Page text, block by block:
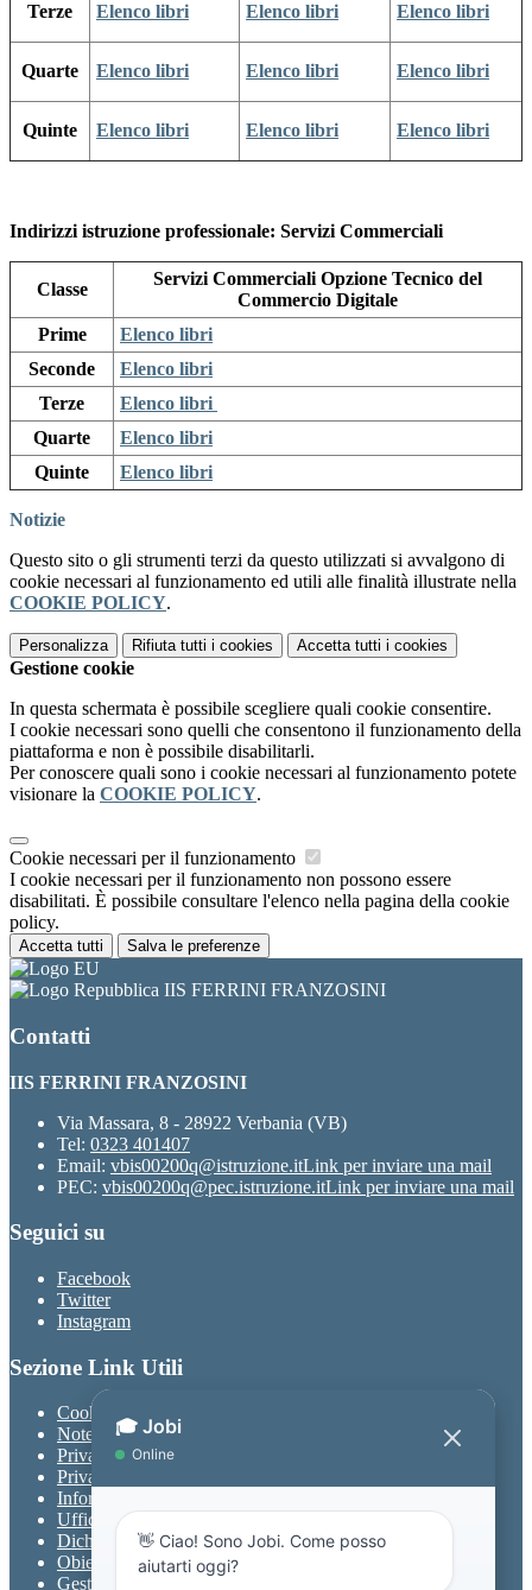
Terze Elenco libri Elenco libri Elenco libri
Quarte Elenco libri Elenco libri Elenco libri
Quinte Elenco libri Elenco libri Elenco libri
Indirizzi istruzione professionale: Servizi Commerciali
Classe
Servizi Commerciali Opzione Tecnico del
Commercio Digitale
Prime
Elenco libri
Seconde
Elenco libri
Terze
Elenco libri
Quarte
Elenco libri
Quinte
Elenco libri
Notizie
Questo sito o gli strumenti terzi da questo utilizzati si avvalgono di
cookie necessari al funzionamento ed utili alle finalità illustrate nella
COOKIE POLICY.
Personalizza Rifiuta tutti i cookies Accetta tutti i cookies
Gestione cookie
In questa schermata è possibile scegliere quali cookie consentire.
I cookie necessari sono quelli che consentono il funzionamento della
piattaforma e non è possibile disabilitarli.
Per conoscere quali sono i cookie necessari al funzionamento potete
visionare la COOKIE POLICY.
Cookie necessari per il funzionamento
I cookie necessari per il funzionamento non possono essere
disabilitati. È possibile consultare l'elenco nella pagina della cookie
policy.
Accetta tutti Salva le preferenze
IIS FERRINI FRANZOSINI
Contatti
IIS FERRINI FRANZOSINI
Via Massara, 8 - 28922 Verbania (VB)
Tel: 0323 401407
Email: vbis00200q@istruzione.itLink per inviare una mail
PEC: vbis00200q@pec.istruzione.itLink per inviare una mail
Seguici su
Facebook
Twitter
Instagram
Sezione Link Utili
Cookie policy
Note legali
Privacy
Privacy Policy
Informativa Privacy chatbot Jobi
Ufficio Relazioni con il Pubblico
Dichiarazione di accessibilità
Obiettivi di accessibilità
Gestione consensi cookie